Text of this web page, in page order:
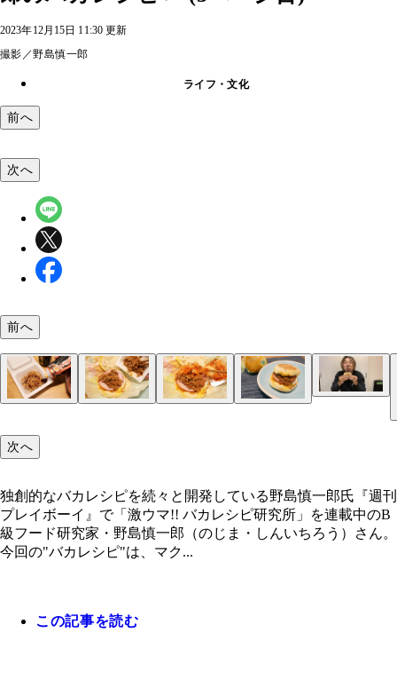
2023年12月15日 11:30 更新
撮影／野島慎一郎
ライフ・文化
前へ
（１）混ぜる！ 納豆に焼き肉のタレとコチュジ
（２）のせる！ エッグマックマフィンを解体し、
（３）キムチ！ 納豆の上にキムチをのせる。量
（５）激ウマ！ マフィンをのせたら紙で包み、
こぼさないように気をつけながらかぶりつこう。
に仕立てた納豆とハードな食感のイングリッシュ
独創的なバカレシピを続々と開発している野島慎
次へ
前へ
次へ
独創的なバカレシピを続々と開発している野島慎一郎氏『週刊
プレイボーイ』で「激ウマ!! バカレシピ研究所」を連載中のB
級フード研究家・野島慎一郎（のじま・しんいちろう）さん。
今回の"バカレシピ"は、マク...
この記事を読む